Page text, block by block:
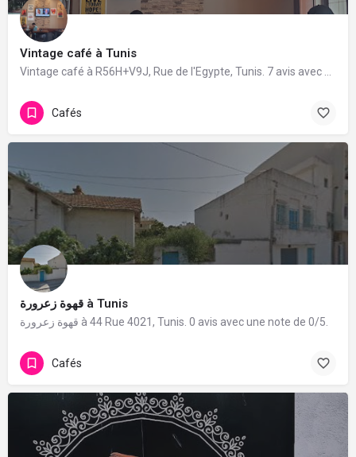
Vintage café à Tunis
Vintage café à R56H+V9J, Rue de l'Egypte, Tunis. 7 avis avec une note de 3.4/5.
Cafés
قهوة زعرورة à Tunis
قهوة زعرورة à 44 Rue 4021, Tunis. 0 avis avec une note de 0/5.
Cafés